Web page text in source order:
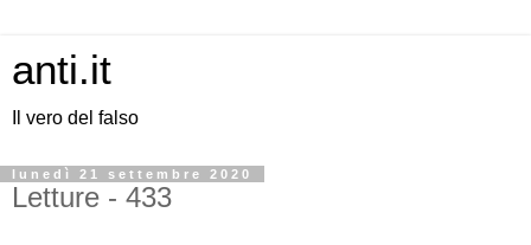
anti.it
Il vero del falso
lunedì 21 settembre 2020
Letture - 433